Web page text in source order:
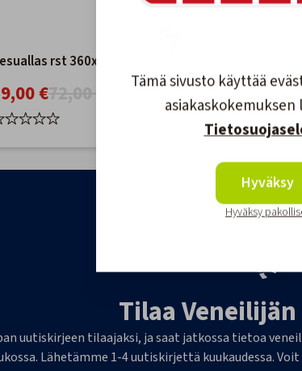
rst 360x360
€
Nelinkertainen
57,90 €78,00
Tilaa
uutiskirjeen tilaajaksi, ja saat jatkossa tietoa
Lähetämme 1-4 uutiskirjettä kuukaudessa.
Tämä sivusto käyttää
asiakaskokemuksen
Hyväksy
Hyväksy